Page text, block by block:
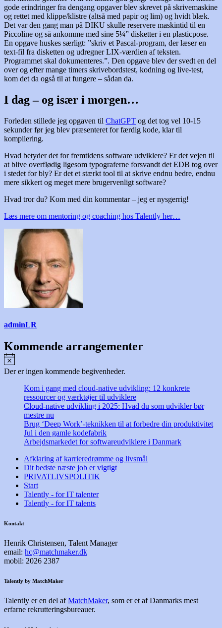
gode erindringer fra dengang opgaver blev skrevet på skrivemaskine
og rettet med klippe/klistre (altså med papir og lim) og hvidt blæk.
Det var den gang man på DIKU skulle reservere maskintid til en
Piccoline og så ankomme med sine 5¼” disketter i en plasticpose.
En opgave huskes særligt: ”skriv et Pascal-program, der læser en
text-fil fra disketten og udregner LIX-værdien af teksten.
Programmet skal dokumenteres.”. Den opgave blev der svedt en del
over og efter mange timers skrivebordstest, kodning og live-test,
kom det da også til at fungere – sådan da.
I dag – og især i morgen…
Forleden stillede jeg opgaven til ChatGPT og det tog vel 10-15
sekunder før jeg blev præsenteret for færdig kode, klar til
kompilering.
Hvad betyder det for fremtidens software udviklere? Er det vejen til
at blive overflødig ligesom typograferne forsvandt det EDB tog over
i stedet for bly? Er det et stærkt tool til at skrive endnu bedre, endnu
mere sikkert og meget mere brugervenligt software?
Hvad tror du? Kom med din kommentar – jeg er nysgerrig!
Læs mere om mentoring og coaching hos Talently her…
adminLR
Kommende arrangementer
Notice
Der er ingen kommende begivenheder.
Kom i gang med cloud-native udvikling: 12 konkrete
ressourcer og værktøjer til udviklere
Cloud-native udvikling i 2025: Hvad du som udvikler bør
mestre nu
Brug ‘Deep Work’-teknikken til at forbedre din produktivitet
Jul i den gamle kodefabrik
Arbejdsmarkedet for softwareudviklere i Danmark
Afklaring af karrieredrømme og livsmål
Dit bedste næste job er vigtigt
PRIVATLIVSPOLITIK
Start
Talently - for IT talenter
Talently - for IT talents
Kontakt
Henrik Christensen, Talent Manager
email: hc@matchmaker.dk
mobil: 2026 2387
Talently by MatchMaker
Talently er en del afMatchMaker, som er et af Danmarks mest
erfarne rekrutteringsbureauer.